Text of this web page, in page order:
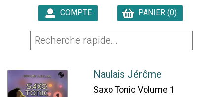
COMPTE
PANIER (0)
Naulais Jérôme
Saxo Tonic Volume 1